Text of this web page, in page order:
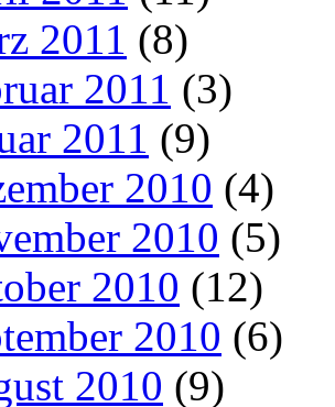
2011 (8)
2011 (3)
2011 (9)
2010 (4)
2010 (5)
2010 (12)
2010 (6)
2010 (9)